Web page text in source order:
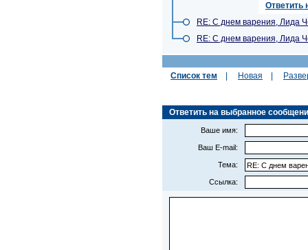
Ответить
RE: С днем варения, Лида
RE: С днем варения, Лида
Список тем Новая
Ответить на выбранное
Ваше имя:
Ваш E-mail:
Тема:
Ссылка: